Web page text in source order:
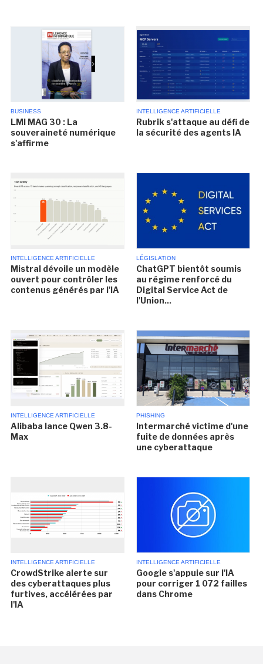
BUSINESS
LMI MAG 30 : La
souveraineté numérique
s'affirme
INTELLIGENCE ARTIFICIELLE
Rubrik s'attaque au défi de
la sécurité des agents IA
INTELLIGENCE ARTIFICIELLE
Mistral dévoile un modèle
ouvert pour contrôler les
contenus générés par l'IA
LÉGISLATION
ChatGPT bientôt soumis
au régime renforcé du
Digital Service Act de
l'Union...
INTELLIGENCE ARTIFICIELLE
Alibaba lance Qwen 3.8-
Max
PHISHING
Intermarché victime d'une
fuite de données après
une cyberattaque
INTELLIGENCE ARTIFICIELLE
CrowdStrike alerte sur
des cyberattaques plus
furtives, accélérées par
l'IA
INTELLIGENCE ARTIFICIELLE
Google s'appuie sur l'IA
pour corriger 1 072 failles
dans Chrome